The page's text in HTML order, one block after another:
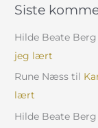
Siste
Hilde Beate Berg
jeg lært
Rune Næss til
lært
Hilde Beate Berg